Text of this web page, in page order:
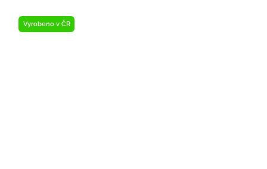
Vyrobeno v ČR